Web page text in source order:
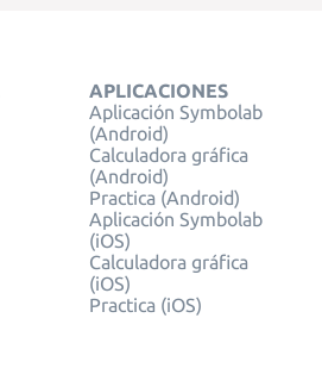
APLICACIONES
Aplicación Symbolab
(Android)
Calculadora gráfica
(Android)
Practica (Android)
Aplicación Symbolab
(iOS)
Calculadora gráfica
(iOS)
Practica (iOS)